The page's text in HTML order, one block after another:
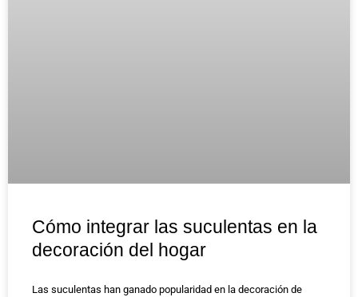
Cómo integrar las suculentas en la
decoración del hogar
Las suculentas han ganado popularidad en la decoración de